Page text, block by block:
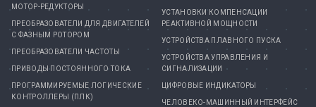
МОТОР-РЕДУКТОРЫ
ПРЕОБРАЗОВАТЕЛИ ДЛЯ ДВИГАТЕЛЕЙ
С ФАЗНЫМ РОТОРОМ
ПРЕОБРАЗОВАТЕЛИ ЧАСТОТЫ
ПРИВОДЫ ПОСТОЯННОГО ТОКА
ПРОГРАММИРУЕМЫЕ ЛОГИЧЕСКИЕ
КОНТРОЛЛЕРЫ (ПЛК)
УСТАНОВКИ КОМПЕНСАЦИИ
РЕАКТИВНОЙ МОЩНОСТИ
УСТРОЙСТВА ПЛАВНОГО ПУСКА
УСТРОЙСТВА УПРАВЛЕНИЯ И
СИГНАЛИЗАЦИИ
ЦИФРОВЫЕ ИНДИКАТОРЫ
ЧЕЛОВЕКО-МАШИННЫЙ ИНТЕРФЕЙС